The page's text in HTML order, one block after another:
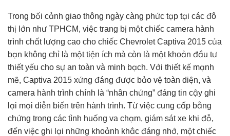
Trong bối cảnh giao thông ngày càng phức tạp tại các đô
thị lớn như TPHCM, việc trang bị một chiếc camera hành
trình chất lượng cao cho chiếc Chevrolet Captiva 2015 của
bạn không chỉ là một tiện ích mà còn là một khoản đầu tư
thiết yếu cho sự an toàn và minh bạch. Với thiết kế mạnh
mẽ, Captiva 2015 xứng đáng được bảo vệ toàn diện, và
camera hành trình chính là “nhân chứng” đáng tin cậy ghi
lại mọi diễn biến trên hành trình. Từ việc cung cấp bằng
chứng trong các tình huống va chạm, giám sát xe khi đỗ,
đến việc ghi lại những khoảnh khắc đáng nhớ, một chiếc